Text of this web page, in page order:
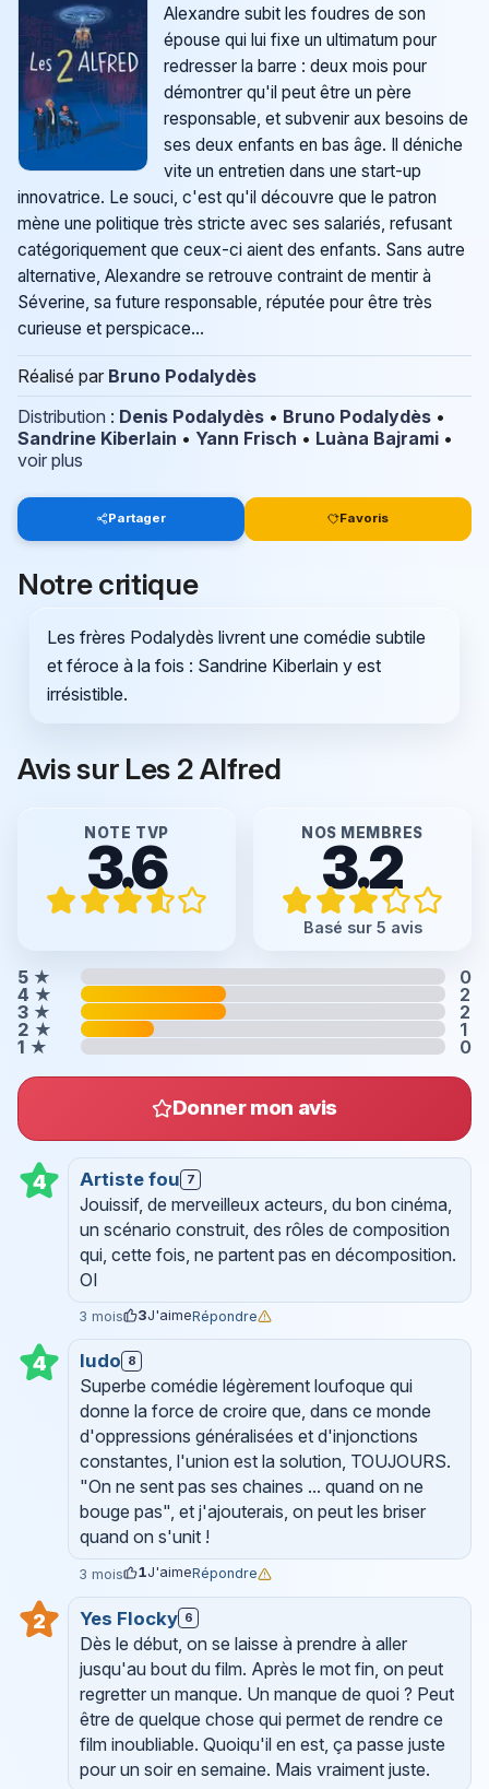
Alexandre subit les foudres de son
épouse qui lui fixe un ultimatum pour
redresser la barre : deux mois pour
démontrer qu'il peut être un père
responsable, et subvenir aux besoins de
ses deux enfants en bas âge. Il déniche
vite un entretien dans une start-up
innovatrice. Le souci, c'est qu'il découvre que le patron
mène une politique très stricte avec ses salariés, refusant
catégoriquement que ceux-ci aient des enfants. Sans autre
alternative, Alexandre se retrouve contraint de mentir à
Séverine, sa future responsable, réputée pour être très
curieuse et perspicace...
Réalisé par Bruno Podalydès
Distribution : Denis Podalydès • Bruno Podalydès •
Sandrine Kiberlain • Yann Frisch • Luàna Bajrami •
voir plus
Partager Favoris
Notre critique
Les frères Podalydès livrent une comédie subtile
et féroce à la fois : Sandrine Kiberlain y est
irrésistible.
Avis sur Les 2 Alfred
NOTE TVP
3.6 NOS MEMBRES
3.2
Basé sur 5 avis
5 ★
0
4 ★
2
3 ★
2
2 ★
1
1 ★ 0
Donner mon avis
4 Artiste fou 7
Jouissif, de merveilleux acteurs, du bon cinéma,
un scénario construit, des rôles de composition
qui, cette fois, ne partent pas en décomposition.
OI
3 mois 3J'aimeRépondre
4 ludo 8
Superbe comédie légèrement loufoque qui
donne la force de croire que, dans ce monde
d'oppressions généralisées et d'injonctions
constantes, l'union est la solution, TOUJOURS.
"On ne sent pas ses chaines ... quand on ne
bouge pas", et j'ajouterais, on peut les briser
quand on s'unit !
3 mois 1J'aimeRépondre
2 Yes Flocky 6
Dès le début, on se laisse à prendre à aller
jusqu'au bout du film. Après le mot fin, on peut
regretter un manque. Un manque de quoi ? Peut
être de quelque chose qui permet de rendre ce
film inoubliable. Quoiqu'il en est, ça passe juste
pour un soir en semaine. Mais vraiment juste.